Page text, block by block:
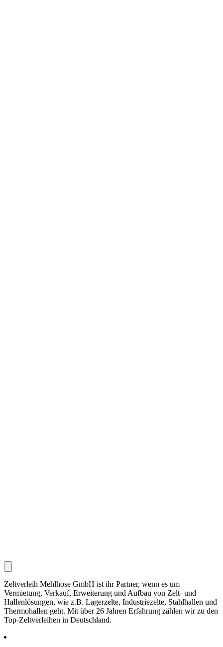
Zeltverleih Mehlhose GmbH ist ihr Partner, wenn es um
Vermietung, Verkauf, Erweiterung und Aufbau von Zelt- und
Hallenlösungen, wie z.B. Lagerzelte, Industriezelte, Stahlhallen und
Thermohallen geht. Mit über 26 Jahren Erfahrung zählen wir zu den
Top-Zeltverleihen in Deutschland.